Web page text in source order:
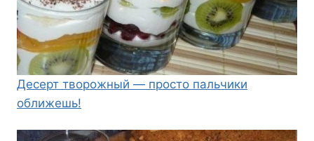
Десерт творожный — просто пальчики
оближешь!